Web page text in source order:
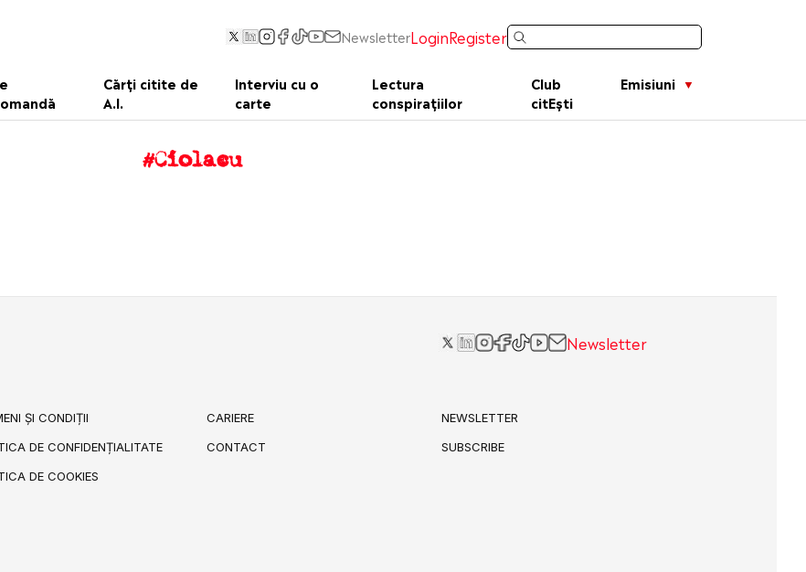
NewsletterLoginRegister
Cărți citite de
A.I.
Interviu cu o
carte
Lectura
conspirațiilor
Club
citEști
Emisiuni
#Ciolacu
Newsletter
ȘI CONDIȚII
DE CONFIDENȚIALITATE
DE COOKIES
CARIERE
CONTACT
NEWSLETTER
SUBSCRIBE